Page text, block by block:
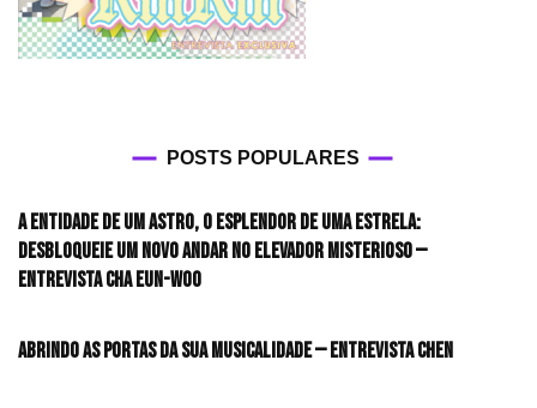
POSTS POPULARES
A entidade de um astro, o esplendor de uma estrela:
desbloqueie um novo andar no elevador misterioso —
Entrevista CHA EUN-WOO
Abrindo as portas da sua musicalidade — Entrevista CHEN